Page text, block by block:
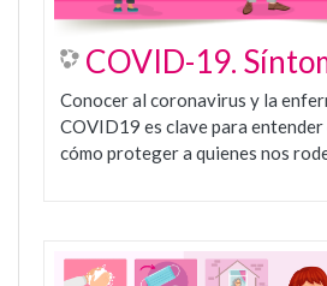
COVID-19.
Conocer al coronavirus y la
COVID19 es clave para
cómo proteger a quienes nos